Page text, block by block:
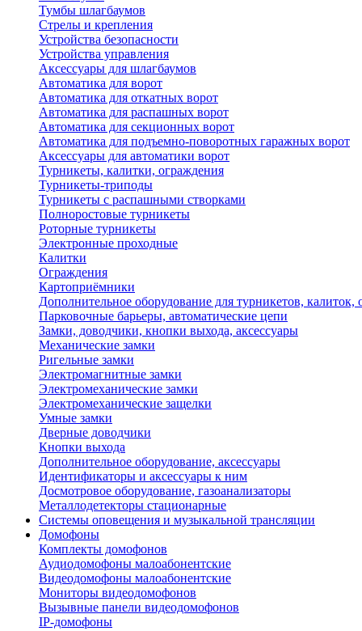
Тумбы шлагбаумов
Стрелы и крепления
Устройства безопасности
Устройства управления
Аксессуары для шлагбаумов
Автоматика для ворот
Автоматика для откатных ворот
Автоматика для распашных ворот
Автоматика для секционных ворот
Автоматика для подъемно-поворотных гаражных ворот
Аксессуары для автоматики ворот
Турникеты, калитки, ограждения
Турникеты-триподы
Турникеты с распашными створками
Полноростовые турникеты
Роторные турникеты
Электронные проходные
Калитки
Ограждения
Картоприёмники
Дополнительное оборудование для турникетов, калиток,
Парковочные барьеры, автоматические цепи
Замки, доводчики, кнопки выхода, аксессуары
Механические замки
Ригельные замки
Электромагнитные замки
Электромеханические замки
Электромеханические защелки
Умные замки
Дверные доводчики
Кнопки выхода
Дополнительное оборудование, аксессуары
Идентификаторы и аксессуары к ним
Досмотровое оборудование, газоанализаторы
Металлодетекторы стационарные
Системы оповещения и музыкальной трансляции
Домофоны
Комплекты домофонов
Аудиодомофоны малоабонентские
Видеодомофоны малоабонентские
Мониторы видеодомофонов
Вызывные панели видеодомофонов
IP-домофоны